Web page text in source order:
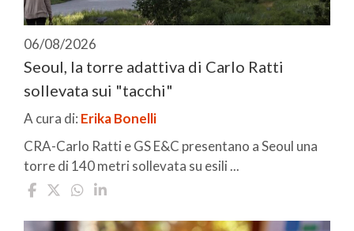
06/08/2026
Seoul, la torre adattiva di Carlo Ratti
sollevata sui "tacchi"
A cura di: Erika Bonelli
CRA-Carlo Ratti e GS E&C presentano a Seoul una
torre di 140 metri sollevata su esili ...